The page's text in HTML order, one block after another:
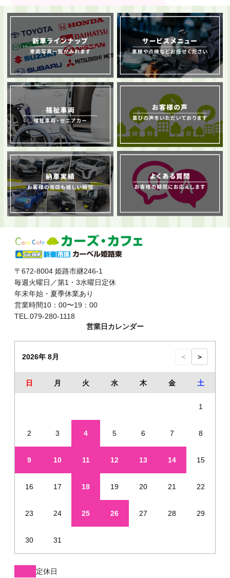
〒672-8004 姫路市継246-1
毎週火曜日／第1・3水曜日定休
年末年始・夏季休業あり
営業時間10：00〜19：00
TEL.079-280-1118
営業日カレンダー
2026年 8月 ＜ ＞
日 月 火 水 木 金 土
1
2 3 4 5 6 7 8
9 10 11 12 13 14 15
16 17 18 19 20 21 22
23 24 25 26 27 28 29
30 31
定休日